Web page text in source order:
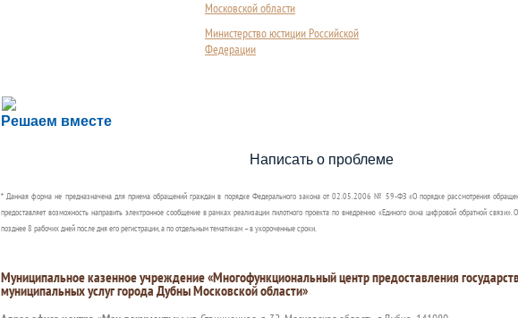
Московской области
Министерство юстиции Российской
Федерации
Решаем вместе
Сложности с получением социальной выплаты или пособия?
Сообщите об этом
Написать о проблеме
* Данная форма не предназначена для приема обращений граждан в порядке Федерального закона от 02.05.2006 № 59-ФЗ «О порядке рассмотрения
предоставляет возможность направить электронное сообщение в рамках реализации пилотного проекта по внедрению «Единого окна цифровой обратной связи».
позднее 8 рабочих дней после дня его регистрации, а по отдельным тематикам – в укороченные сроки.
Муниципальное казенное учреждение «Многофункциональный центр предоставления
муниципальных услуг города Дубны Московской области»